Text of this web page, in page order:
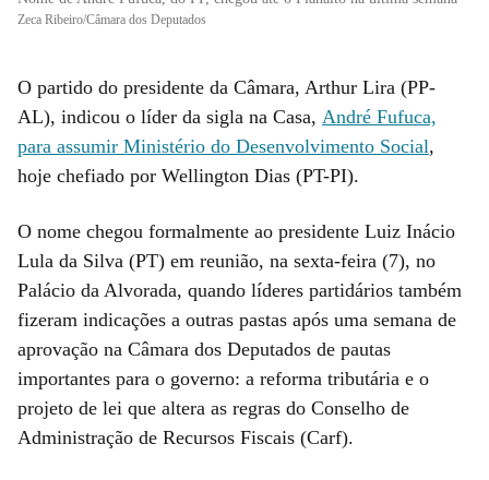
Zeca Ribeiro/Câmara dos Deputados
O partido do presidente da Câmara, Arthur Lira (PP-
AL), indicou o líder da sigla na Casa, André Fufuca,
para assumir Ministério do Desenvolvimento Social,
hoje chefiado por Wellington Dias (PT-PI).
O nome chegou formalmente ao presidente Luiz Inácio
Lula da Silva (PT) em reunião, na sexta-feira (7), no
Palácio da Alvorada, quando líderes partidários também
fizeram indicações a outras pastas após uma semana de
aprovação na Câmara dos Deputados de pautas
importantes para o governo: a reforma tributária e o
projeto de lei que altera as regras do Conselho de
Administração de Recursos Fiscais (Carf).